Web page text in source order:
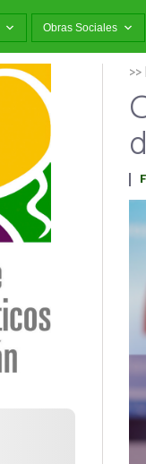
Obras Sociales
>>